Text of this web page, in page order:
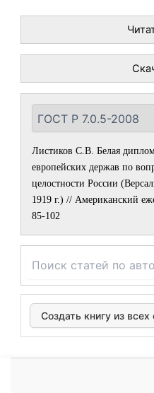
Листиков С.В. Белая
европейских держав по
целостности России
1919 г.) // Американский
85-102
Создать книгу из